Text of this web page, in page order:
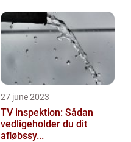
27 june 2023
TV inspektion: Sådan
vedligeholder du dit
afløbssy...